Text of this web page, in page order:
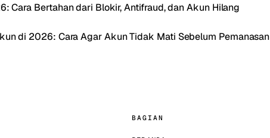
Cara Bertahan dari Blokir, Antifraud, dan Akun Hilang
di 2026: Cara Agar Akun Tidak Mati Sebelum Pemanasan
BAGIAN